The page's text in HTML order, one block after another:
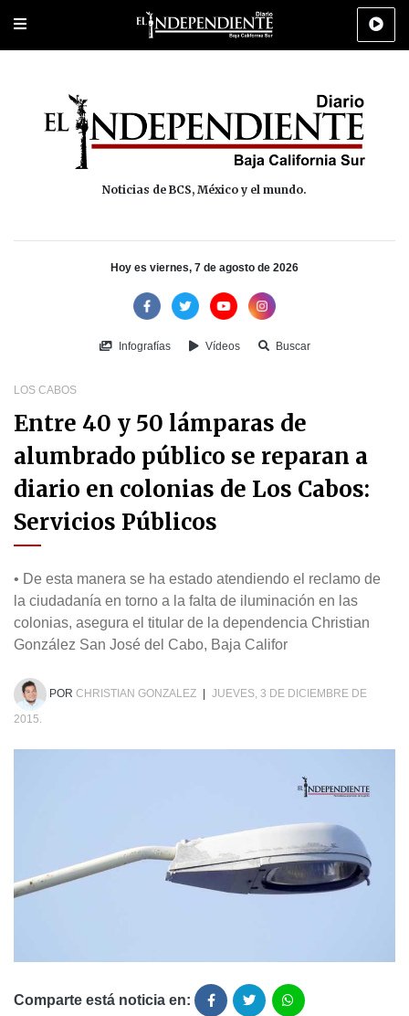
Portada Los Cabos Policiaca Deportes Cultura
Noticias de BCS, México y el mundo.
Hoy es viernes, 7 de agosto de 2026
Infografías Vídeos Buscar
LOS CABOS
Entre 40 y 50 lámparas de
alumbrado público se reparan a
diario en colonias de Los Cabos:
Servicios Públicos
• De esta manera se ha estado atendiendo el reclamo de
la ciudadanía en torno a la falta de iluminación en las
colonias, asegura el titular de la dependencia Christian
González San José del Cabo, Baja Califor
POR CHRISTIAN GONZALEZ
JUEVES, 3 DE DICIEMBRE DE
2015.
Comparte está noticia en: